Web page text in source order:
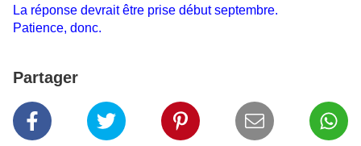
La réponse devrait être prise début septembre.
Patience, donc.
Partager